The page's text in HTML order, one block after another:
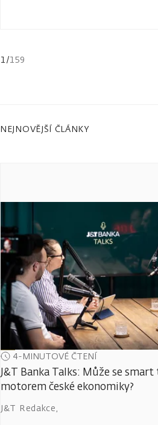
1 /159
NEJNOVĚJŠÍ ČLÁNKY
4-MINUTOVÉ ČTENÍ
J&T Banka Talks: Může se
motorem české ekonomiky?
J&T Redakce,